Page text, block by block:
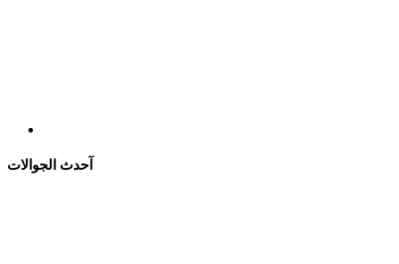
آحدث الجوالات